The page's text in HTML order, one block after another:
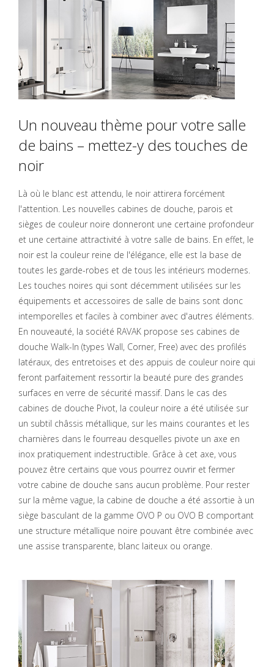
Un nouveau thème pour votre salle
de bains – mettez-y des touches de
noir
Là où le blanc est attendu, le noir attirera forcément
l'attention. Les nouvelles cabines de douche, parois et
sièges de couleur noire donneront une certaine profondeur
et une certaine attractivité à votre salle de bains. En effet, le
noir est la couleur reine de l'élégance, elle est la base de
toutes les garde-robes et de tous les intérieurs modernes.
Les touches noires qui sont décemment utilisées sur les
équipements et accessoires de salle de bains sont donc
intemporelles et faciles à combiner avec d'autres éléments.
En nouveauté, la société RAVAK propose ses cabines de
douche Walk-In (types Wall, Corner, Free) avec des profilés
latéraux, des entretoises et des appuis de couleur noire qui
feront parfaitement ressortir la beauté pure des grandes
surfaces en verre de sécurité massif. Dans le cas des
cabines de douche Pivot, la couleur noire a été utilisée sur
un subtil châssis métallique, sur les mains courantes et les
charnières dans le fourreau desquelles pivote un axe en
inox pratiquement indestructible. Grâce à cet axe, vous
pouvez être certains que vous pourrez ouvrir et fermer
votre cabine de douche sans aucun problème. Pour rester
sur la même vague, la cabine de douche a été assortie à un
siège basculant de la gamme OVO P ou OVO B comportant
une structure métallique noire pouvant être combinée avec
une assise transparente, blanc laiteux ou orange.